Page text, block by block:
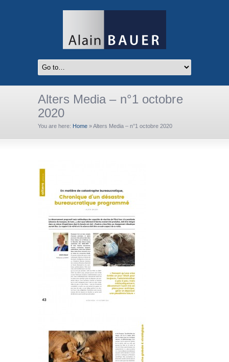
Alters Media – n°1 octobre
2020
You are here: Home »Alters Media – n°1 octobre 2020